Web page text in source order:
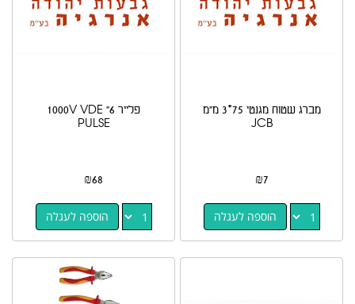
מברג שטוח מגנטי 75*3 מ"מ
JCB
₪7
הוספה לעגלה
פלייר 6" 1000V VDE
PULSE
₪68
הוספה לעגלה